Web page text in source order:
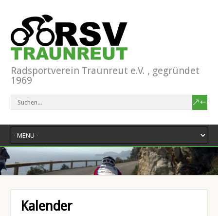
Radsportverein Traunreut e.V. , gegründet
1969
Kalender